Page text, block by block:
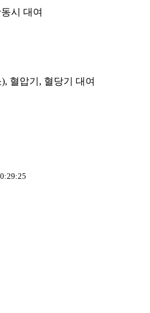
시 대여
혈압기, 혈당기 대여